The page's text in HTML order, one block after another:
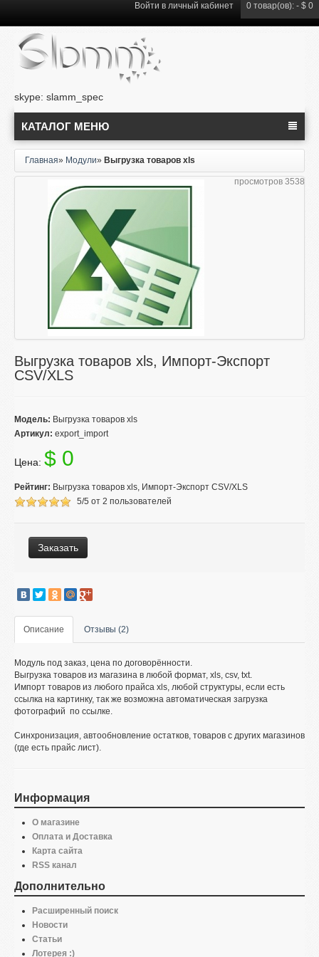
skype: slamm_spec
Войти в личный кабинет 0 товар(ов): - $ 0
КАТАЛОГ МЕНЮ
Главная» Модули» Выгрузка товаров xls
просмотров 3538
Выгрузка товаров xls, Импорт-Экспорт
CSV/XLS
Модель: Выгрузка товаров xls
Артикул: export_import
Цена: $ 0
Рейтинг: Выгрузка товаров xls, Импорт-Экспорт CSV/XLS
5/5 от 2 пользователей
Заказать
Описание Отзывы (2)
Модуль под заказ, цена по договорённости.
Выгрузка товаров из магазина в любой формат, xls, csv, txt.
Импорт товаров из любого прайса xls, любой структуры, если есть
ссылка на картинку, так же возможна автоматическая загрузка
фотографий по ссылке.
Синхронизация, автообновление остатков, товаров с других магазинов
(где есть прайс лист).
Информация
О магазине
Оплата и Доставка
Карта сайта
RSS канал
Дополнительно
Расширенный поиск
Новости
Статьи
Лотерея :)